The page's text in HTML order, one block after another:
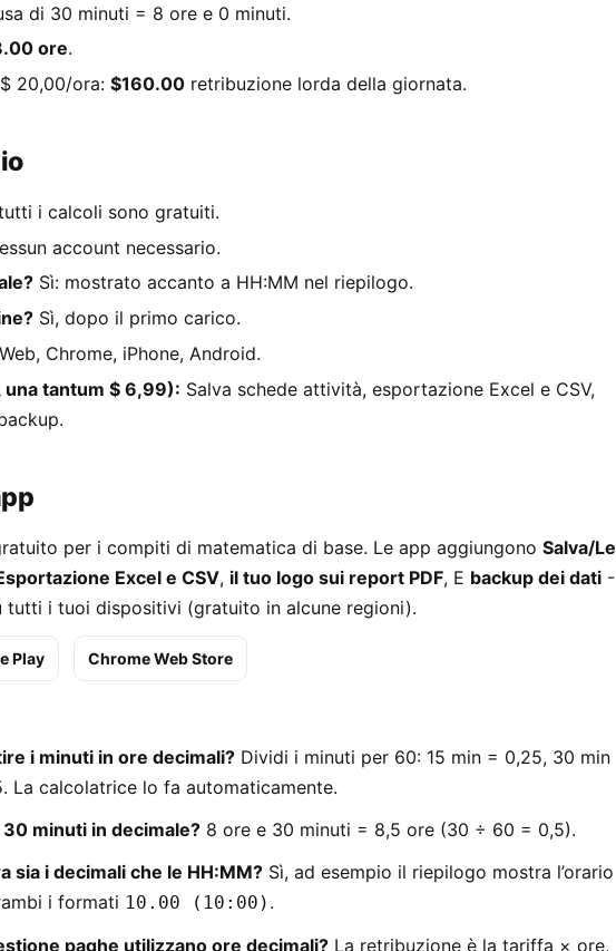
di 30 minuti = 8 ore e 0 minuti.
ore.
20,00/ora:$160.00 retribuzione lorda della giornata.
i calcoli sono gratuiti.
account necessario.
Sì: mostrato accanto a HH:MM nel riepilogo.
Sì, dopo il primo carico.
Web, Chrome, iPhone, Android.
una tantum $ 6,99): Salva schede attività, esportazione Excel e CSV,
per i compiti di matematica di base. Le app aggiungono Salva/Le
Excel e CSV, il tuo logo sui report PDF, E backup dei dati -
tutti i tuoi dispositivi (gratuito in alcune regioni).
Play Chrome Web Store
i minuti in ore decimali? Dividi i minuti per 60: 15 min = 0,25, 30 min
La calcolatrice lo fa automaticamente.
minuti in decimale? 8 ore e 30 minuti = 8,5 ore (30 ÷ 60 = 0,5).
sia i decimali che le HH:MM? Sì, ad esempio il riepilogo mostra l’orario
i formati 10.00 (10:00) .
paghe utilizzano ore decimali? La retribuzione è la tariffa × ore,